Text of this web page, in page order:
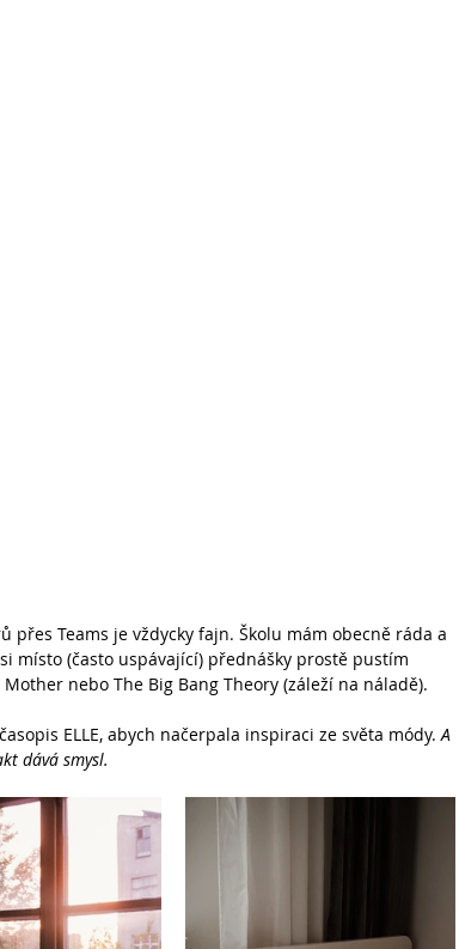
přes Teams je vždycky fajn. Školu mám obecně ráda a
místo (často uspávající) přednášky prostě pustím
nebo The Big Bang Theory (záleží na náladě).
ELLE, abych načerpala inspiraci ze světa módy. A
dává smysl.